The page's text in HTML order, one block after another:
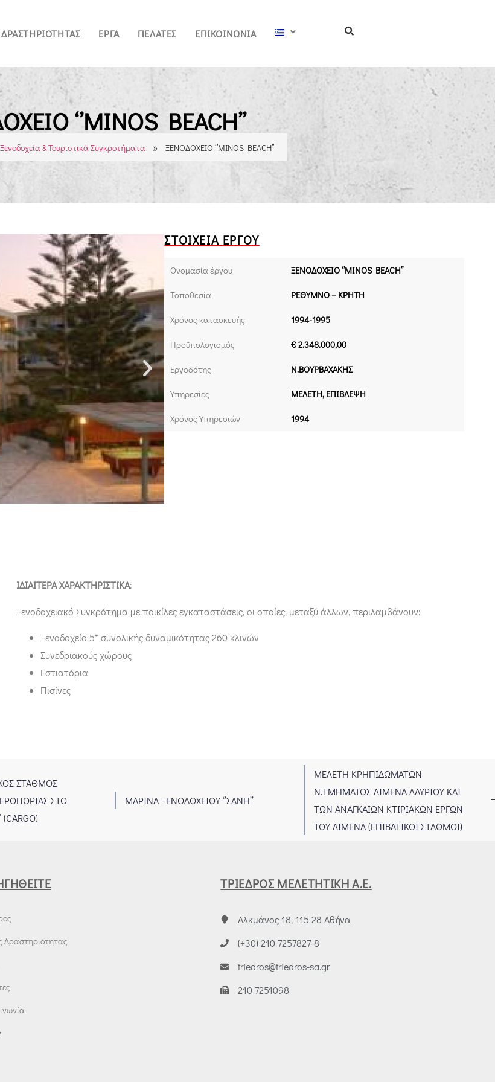
ΈΡΓΑ ΠΕΛΆΤΕΣ ΕΠΙΚΟΙΝΩΝΊΑ
‘’ΜINOS BEACH’’
Ξενοδοχεία & Τουριστικά Συγκροτήματα » ΞΕΝΟΔΟΧΕΙΟ ‘’ΜINOS BEACH’’
ΣΤΟΙΧΕΊΑ ΈΡΓΟΥ
Ονομασία έργου ΞΕΝΟΔΟΧΕΙΟ ‘’ΜINOS BEACH’’
Τοποθεσία ΡΕΘΥΜΝΟ – ΚΡΗΤΗ
Χρόνος κατασκευής 1994-1995
Προϋπολογισμός € 2.348.000,00
Εργοδότης Ν.ΒΟΥΡΒΑΧΑΚΗΣ
Υπηρεσίες ΜΕΛΕΤΗ, ΕΠΙΒΛΕΨΗ
Χρόνος Υπηρεσιών 1994
ΙΔΙΑΙΤΕΡΑ ΧΑΡΑΚΤΗΡΙΣΤΙΚΑ:
Ξενοδοχειακό Συγκρότημα με ποικίλες εγκαταστάσεις, οι οποίες, μεταξύ άλλων, περιλαμβάνουν:
Ξενοδοχείο 5* συνολικής δυναμικότητας 260 κλινών
Συνεδριακούς χώρους
Εστιατόρια
Πισίνες
ΣΤΑΘΜΟΣ
ΣΤΟ
ΜΑΡΙΝΑ ΞΕΝΟΔΟΧΕΙΟΥ ‘’ΣΑΝΗ’’
ΜΕΛΕΤΗ ΚΡΗΠΙΔΩΜΑΤΩΝ
Ν.ΤΜΗΜΑΤΟΣ ΛΙΜΕΝΑ ΛΑΥΡΙΟΥ ΚΑΙ
ΤΩΝ ΑΝΑΓΚΑΙΩΝ ΚΤΙΡΙΑΚΩΝ ΕΡΓΩΝ
ΤΟΥ ΛΙΜΕΝΑ (ΕΠΙΒΑΤΙΚΟΙ ΣΤΑΘΜΟΙ)
5
Δραστηριότητας
ΤΡΙΕΔΡΟΣ ΜΕΛΕΤΗΤΙΚΗ Α.Ε.
Αλκμάνος 18, 115 28 Αθήνα
(+30) 210 7257827-8
triedros@triedros-sa.gr
210 7251098